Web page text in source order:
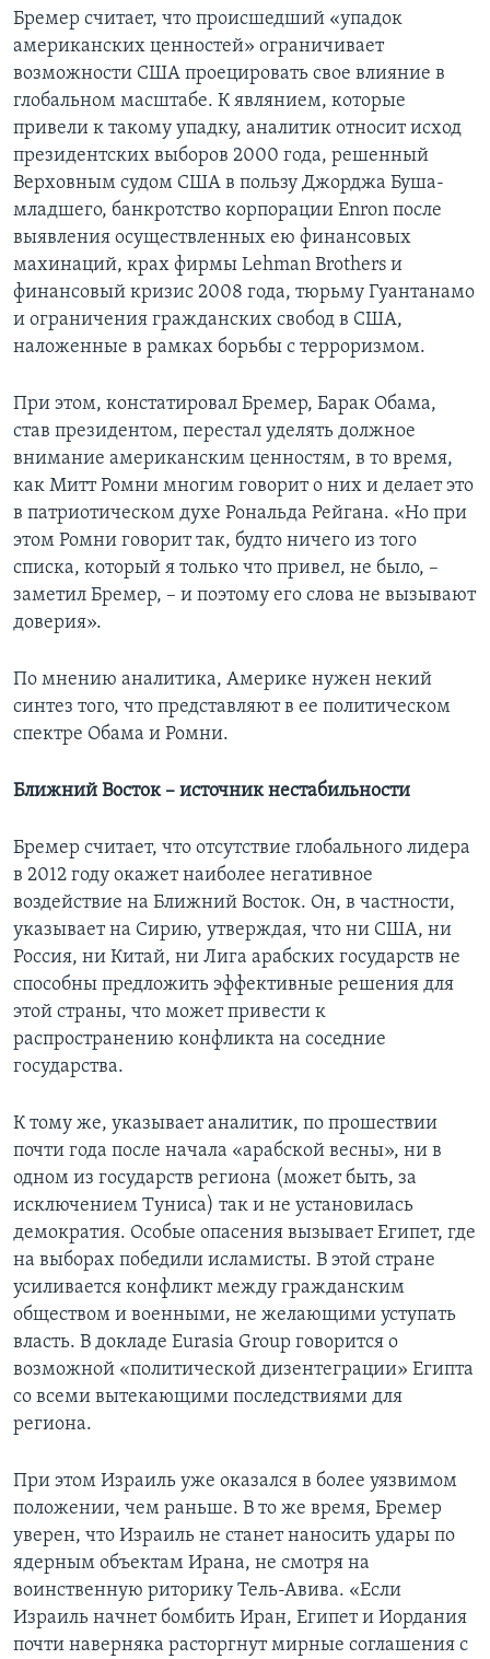
Бремер считает, что происшедший «упадок
американских ценностей» ограничивает
возможности США проецировать свое влияние в
глобальном масштабе. К являнием, которые
привели к такому упадку, аналитик относит исход
президентских выборов 2000 года, решенный
Верховным судом США в пользу Джорджа Буша-
младшего, банкротство корпорации Enron после
выявления осуществленных ею финансовых
махинаций, крах фирмы Lehman Brothers и
финансовый кризис 2008 года, тюрьму Гуантанамо
и ограничения гражданских свобод в США,
наложенные в рамках борьбы с терроризмом.
При этом, констатировал Бремер, Барак Обама,
став президентом, перестал уделять должное
внимание американским ценностям, в то время,
как Митт Ромни многим говорит о них и делает это
в патриотическом духе Рональда Рейгана. «Но при
этом Ромни говорит так, будто ничего из того
списка, который я только что привел, не было, –
заметил Бремер, – и поэтому его слова не вызывают
доверия».
По мнению аналитика, Америке нужен некий
синтез того, что представляют в ее политическом
спектре Обама и Ромни.
Ближний Восток – источник нестабильности
Бремер считает, что отсутствие глобального лидера
в 2012 году окажет наиболее негативное
воздействие на Ближний Восток. Он, в частности,
указывает на Сирию, утверждая, что ни США, ни
Россия, ни Китай, ни Лига арабских государств не
способны предложить эффективные решения для
этой страны, что может привести к
распространению конфликта на соседние
государства.
К тому же, указывает аналитик, по прошествии
почти года после начала «арабской весны», ни в
одном из государств региона (может быть, за
исключением Туниса) так и не установилась
демократия. Особые опасения вызывает Египет, где
на выборах победили исламисты. В этой стране
усиливается конфликт между гражданским
обществом и военными, не желающими уступать
власть. В докладе Eurasia Group говорится о
возможной «политической дизентеграции» Египта
со всеми вытекающими последствиями для
региона.
При этом Израиль уже оказался в более уязвимом
положении, чем раньше. В то же время, Бремер
уверен, что Израиль не станет наносить удары по
ядерным объектам Ирана, не смотря на
воинственную риторику Тель-Авива. «Если
Израиль начнет бомбить Иран, Египет и Иордания
почти наверняка расторгнут мирные соглашения с